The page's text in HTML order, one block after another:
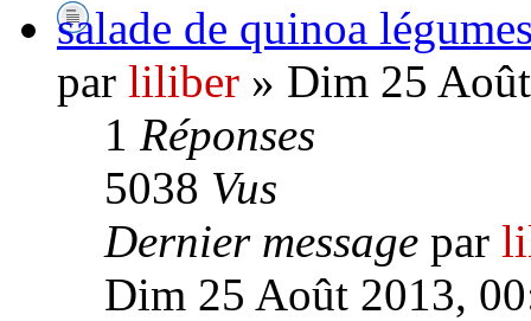
salade de quinoa
par liliber » Dim 25
1 Réponses
5038 Vus
Dernier message par
Dim 25 Août 2013,